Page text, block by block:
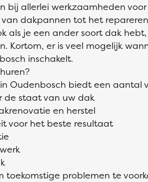
bij allerlei werkzaamheden
dakpannen tot het
als je een ander soort dak
Kortom, er is veel mogelijk
inschakelt.
Oudenbosch biedt een aantal
de staat van uw dak
en herstel
voor het beste resultaat
toekomstige problemen te